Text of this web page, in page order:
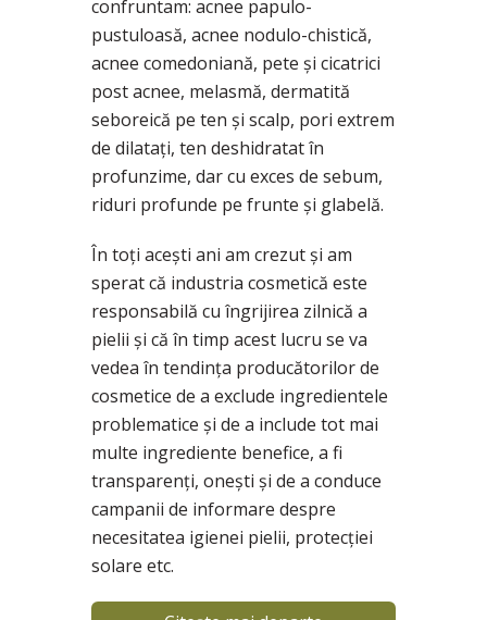
confruntam: acnee papulo-
pustuloasă, acnee nodulo-chistică,
acnee comedoniană, pete şi cicatrici
post acnee, melasmă, dermatită
seboreică pe ten și scalp, pori extrem
de dilatați, ten deshidratat în
profunzime, dar cu exces de sebum,
riduri profunde pe frunte şi glabelă.
În toţi aceşti ani am crezut şi am
sperat că industria cosmetică este
responsabilă cu îngrijirea zilnică a
pielii şi că în timp acest lucru se va
vedea în tendinţa producătorilor de
cosmetice de a exclude ingredientele
problematice şi de a include tot mai
multe ingrediente benefice, a fi
transparenţi, oneşti şi de a conduce
campanii de informare despre
necesitatea igienei pielii, protecţiei
solare etc.